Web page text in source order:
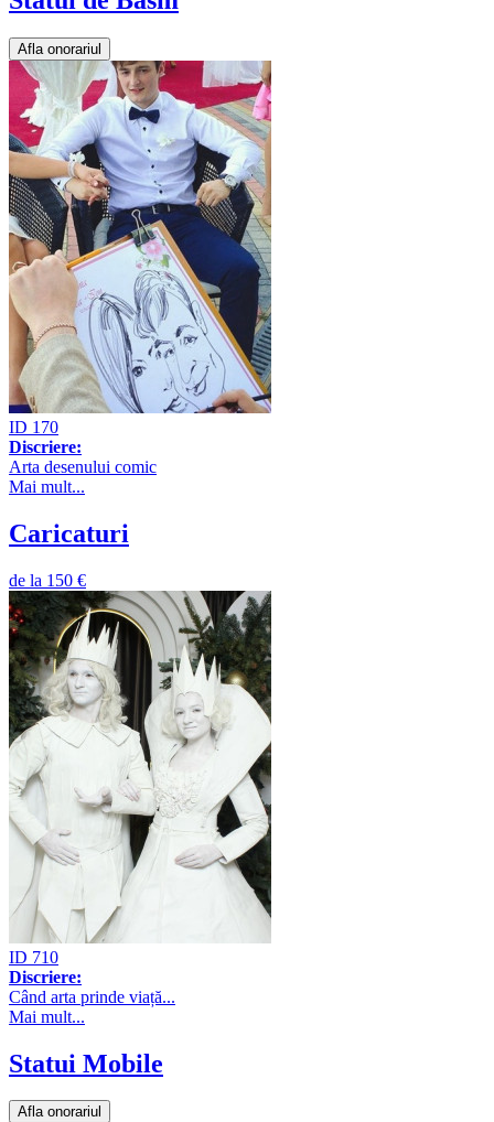
Afla onorariul
ID 170
Discriere:
Arta desenului comic
Mai mult...
Caricaturi
de la 150 €
ID 710
Discriere:
Când arta prinde viață...
Mai mult...
Statui Mobile
Afla onorariul